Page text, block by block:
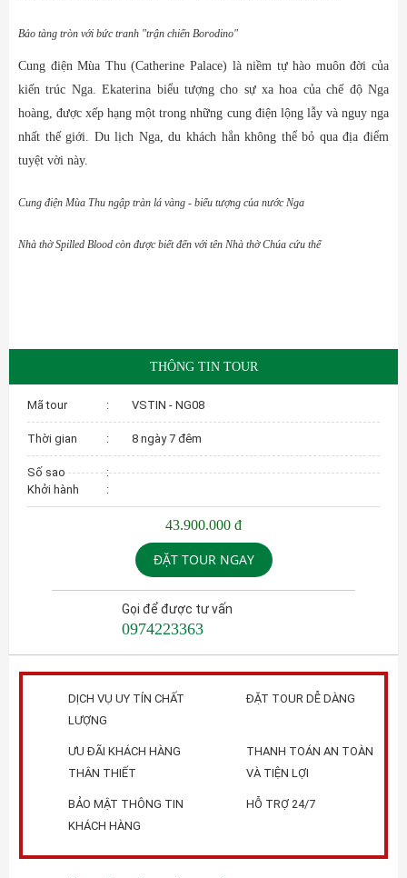
Bảo tàng tròn với bức tranh "trận chiến Borodino"
Cung điện Mùa Thu (Catherine Palace) là niềm tự hào muôn đời của
kiến trúc Nga. Ekaterina biểu tượng cho sự xa hoa của chế độ Nga
hoàng, được xếp hạng một trong những cung điện lộng lẫy và nguy nga
nhất thế giới. Du lịch Nga, du khách hẳn không thể bỏ qua địa điểm
tuyệt vời này.
Cung điện Mùa Thu ngập tràn lá vàng - biểu tượng của nước Nga
Nhà thờ Spilled Blood còn được biết đến với tên Nhà thờ Chúa cứu thế
THÔNG TIN TOUR
Mã tour : VSTIN - NG08
Thời gian : 8 ngày 7 đêm
Số sao
:
Khởi hành
:
43.900.000 đ
ĐẶT TOUR NGAY
Gọi để được tư vấn
0974223363
DỊCH VỤ UY TÍN CHẤT
LƯỢNG
ĐẶT TOUR DỄ DÀNG
ƯU ĐÃI KHÁCH HÀNG
THÂN THIẾT
THANH TOÁN AN TOÀN
VÀ TIỆN LỢI
BẢO MẬT THÔNG TIN
KHÁCH HÀNG
HỖ TRỢ 24/7